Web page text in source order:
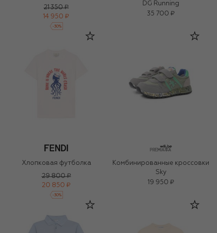
21 350 ₽
14 950 ₽
-30%
DG Running
35 700 ₽
Хлопковая футболка
29 800 ₽
20 850 ₽
-30%
Комбинированные кроссовки
Sky
19 950 ₽